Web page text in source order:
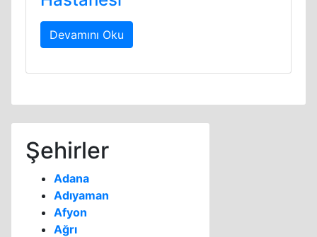
Devamını Oku
Şehirler
Adana
Adıyaman
Afyon
Ağrı